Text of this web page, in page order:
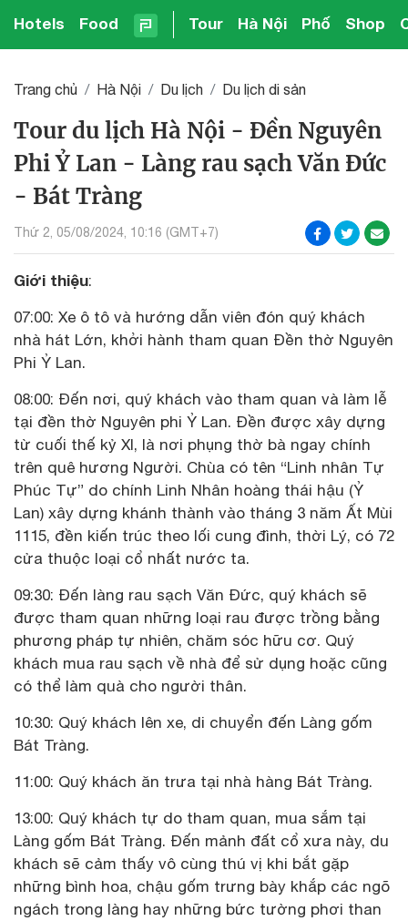
Hotels Food Tour Hà Nội Phố Shop
Trang chủ Hà Nội Du lịch Du lịch di sản
Tour du lịch Hà Nội - Đền Nguyên
Phi Ỷ Lan - Làng rau sạch Văn Đức
- Bát Tràng
Thứ 2, 05/08/2024, 10:16 (GMT+7)
Giới thiệu:
07:00: Xe ô tô và hướng dẫn viên đón quý khách
nhà hát Lớn, khởi hành tham quan Đền thờ Nguyên
Phi Ỷ Lan.
08:00: Đến nơi, quý khách vào tham quan và làm lễ
tại đền thờ Nguyên phi Ỷ Lan. Đền được xây dựng
từ cuối thế kỷ XI, là nơi phụng thờ bà ngay chính
trên quê hương Người. Chùa có tên “Linh nhân Tự
Phúc Tự” do chính Linh Nhân hoàng thái hậu (Ỷ
Lan) xây dựng khánh thành vào tháng 3 năm Ất Mùi
1115, đền kiến trúc theo lối cung đình, thời Lý, có 72
cửa thuộc loại cổ nhất nước ta.
09:30: Đến làng rau sạch Văn Đức, quý khách sẽ
được tham quan những loại rau được trồng bằng
phương pháp tự nhiên, chăm sóc hữu cơ. Quý
khách mua rau sạch về nhà để sử dụng hoặc cũng
có thể làm quà cho người thân.
10:30: Quý khách lên xe, di chuyển đến Làng gốm
Bát Tràng.
11:00: Quý khách ăn trưa tại nhà hàng Bát Tràng.
13:00: Quý khách tự do tham quan, mua sắm tại
Làng gốm Bát Tràng. Đến mảnh đất cổ xưa này, du
khách sẽ cảm thấy vô cùng thú vị khi bắt gặp
những bình hoa, chậu gốm trưng bày khắp các ngõ
ngách trong làng hay những bức tường phơi than